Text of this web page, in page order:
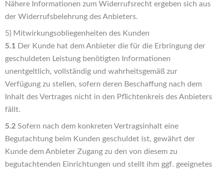
Nähere Informationen zum Widerrufsrecht ergeben sich aus
der Widerrufsbelehrung des Anbieters.
5) Mitwirkungsobliegenheiten des Kunden
5.1 Der Kunde hat dem Anbieter die für die Erbringung der
geschuldeten Leistung benötigten Informationen
unentgeltlich, vollständig und wahrheitsgemäß zur
Verfügung zu stellen, sofern deren Beschaffung nach dem
Inhalt des Vertrages nicht in den Pflichtenkreis des Anbieters
fällt.
5.2 Sofern nach dem konkreten Vertragsinhalt eine
Begutachtung beim Kunden geschuldet ist, gewährt der
Kunde dem Anbieter Zugang zu den von diesem zu
begutachtenden Einrichtungen und stellt ihm ggf. geeignetes